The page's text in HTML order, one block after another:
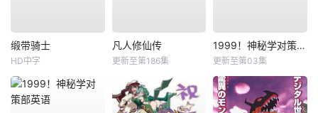
缎带骑士
HD中字
凡人修仙传
更新至第186集
1999！神秘学对策部国语
更新至第03集